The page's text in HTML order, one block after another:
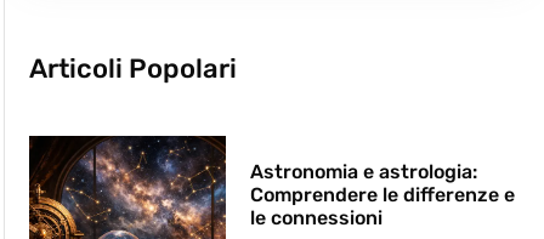
Articoli Popolari
Astronomia e astrologia:
Comprendere le differenze e
le connessioni